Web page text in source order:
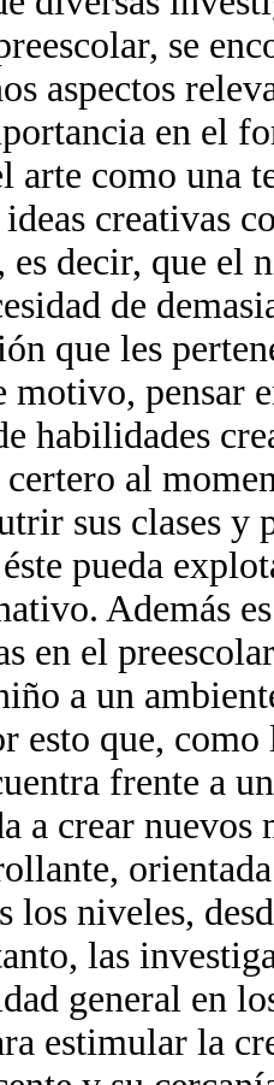
se
aspectos
en el
arte como una
creativas
es decir, que el
de
que les
pensar
habilidades
al
sus clases
pueda
Además
en el
a un
esto que,
frente a
a crear nuevos
los niveles,
las
general en
estimular la